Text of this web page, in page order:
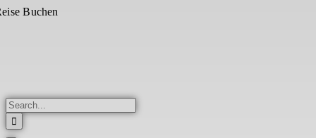
Skip
Search
for:
Buchen